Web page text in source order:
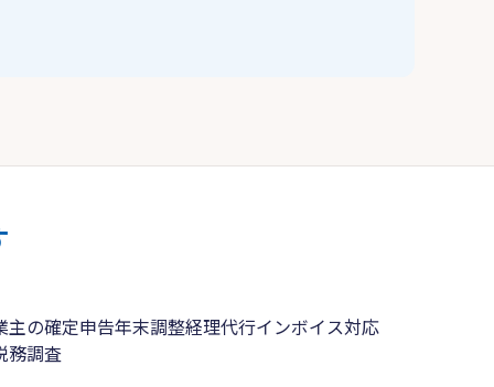
主の確定申告年末調整経理代行インボイス対応
務調査